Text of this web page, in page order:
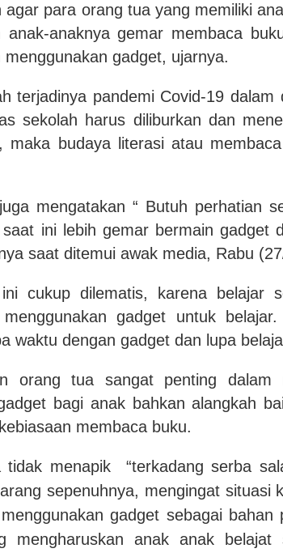
agar para orang tua yang memiliki
anak-anaknya gemar membaca
gadget, ujarnya.
terjadinya pandemi Covid-19
sekolah harus diliburkan dan
maka budaya literasi atau
mengatakan “ Butuh perhatian
ini lebih gemar bermain gadget
saat ditemui awak media, Rabu
cukup dilematis, karena belajar
gadget untuk
waktu dengan gadget dan lupa
orang tua sangat penting dalam
bagi anak bahkan alangkah
membaca buku.
tidak menapik “terkadang serba
sepenuhnya, mengingat situasi
gadget sebagai bahan
mengharuskan anak anak belajat